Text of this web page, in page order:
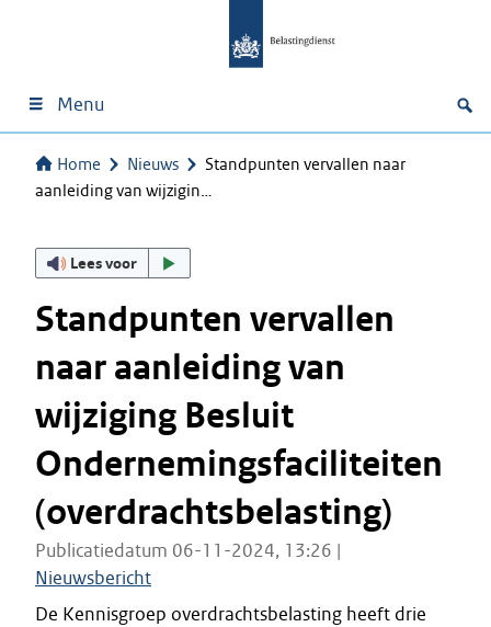
Menu
Home Nieuws
Standpunten vervallen naar
aanleiding van wijzigin…
Lees voor
Standpunten vervallen
naar aanleiding van
wijziging Besluit
Ondernemingsfaciliteiten
(overdrachtsbelasting)
Publicatiedatum 06-11-2024, 13:26 |
Nieuwsbericht
De Kennisgroep overdrachtsbelasting heeft drie